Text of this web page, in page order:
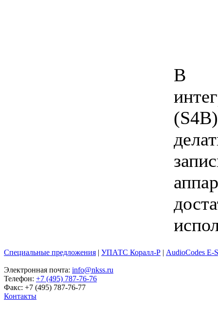
В
Специальные предложения | УПАТС Коралл-Р | AudioCodes E-
Электронная почта: info@nkss.ru
Телефон: +7 (495) 787-76-76
Факс: +7 (495) 787-76-77
Контакты